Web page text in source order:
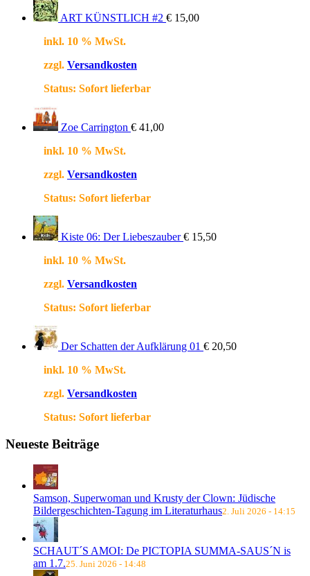
ART KÜNSTLICH #2 € 15,00
inkl. 10 % MwSt.
zzgl. Versandkosten
Status: Sofort lieferbar
Zoe Carrington € 41,00
inkl. 10 % MwSt.
zzgl. Versandkosten
Status: Sofort lieferbar
Kiste 06: Der Liebeszauber € 15,50
inkl. 10 % MwSt.
zzgl. Versandkosten
Status: Sofort lieferbar
Der Schatten der Aufklärung 01 € 20,50
inkl. 10 % MwSt.
zzgl. Versandkosten
Status: Sofort lieferbar
Neueste Beiträge
Samson, Superwoman und Krusty der Clown: Jüdische
Bildergeschichten-Tagung im Literaturhaus2. Juli 2026 - 14:15
SCHAUT´S AMOI: De PICTOPIA SUMMA-SAUS´N is
am 1.7.25. Juni 2026 - 14:48